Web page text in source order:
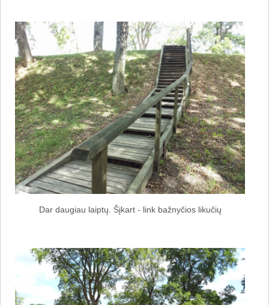
Dar daugiau laiptų. Šįkart - link bažnyčios likučių